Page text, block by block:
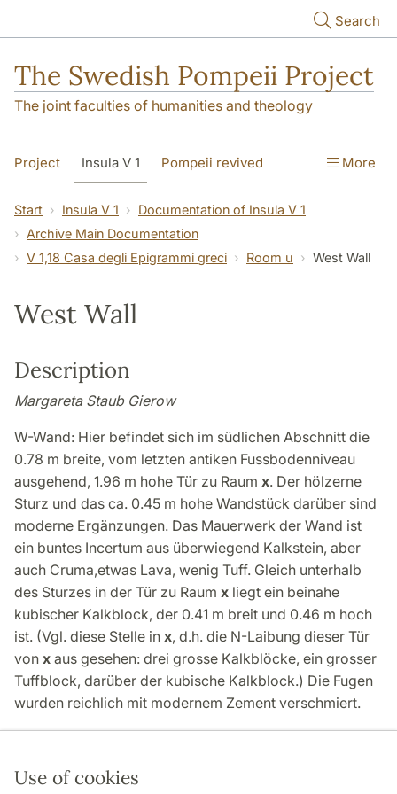
Use of cookies
Search
The Swedish Pompeii Project
The joint faculties of humanities and theology
Project Insula V 1 Pompeii revived More
Start Insula V 1
Documentation of Insula V 1
Archive Main Documentation
V 1,18 Casa degli Epigrammi greci
Room u West Wall
West Wall
Description
Margareta Staub Gierow
W-Wand: Hier befindet sich im südlichen Abschnitt die
0.78 m breite, vom letzten antiken Fussbodenniveau
ausgehend, 1.96 m hohe Tür zu Raum x. Der hölzerne
Sturz und das ca. 0.45 m hohe Wandstück darüber sind
moderne Ergänzungen. Das Mauerwerk der Wand ist
ein buntes Incertum aus überwiegend Kalkstein, aber
auch Cruma,etwas Lava, wenig Tuff. Gleich unterhalb
des Sturzes in der Tür zu Raum x liegt ein beinahe
kubischer Kalkblock, der 0.41 m breit und 0.46 m hoch
ist. (Vgl. diese Stelle in x, d.h. die N-Laibung dieser Tür
von x aus gesehen: drei grosse Kalkblöcke, ein grosser
Tuffblock, darüber der kubische Kalkblock.) Die Fugen
wurden reichlich mit modernem Zement verschmiert.